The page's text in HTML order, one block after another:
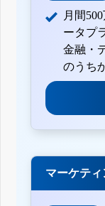
月間
ータプ
金融・
のうち
マーケテ